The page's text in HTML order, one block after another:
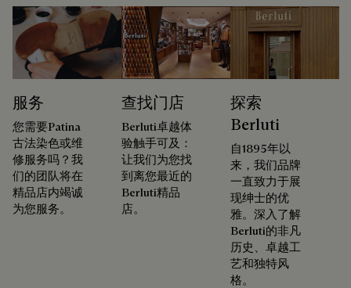
服务
您需要Patina
古法染色或维
修服务吗？我
们的团队将在
精品店内竭诚
为您服务。
查找门店
Berluti卓越体
验触手可及：
让我们为您找
到离您最近的
Berluti精品
店。
探索
Berluti
自1895年以
来，我们品牌
一直致力于展
现绅士的优
雅。深入了解
Berluti的非凡
历史、卓越工
艺和独特风
格。